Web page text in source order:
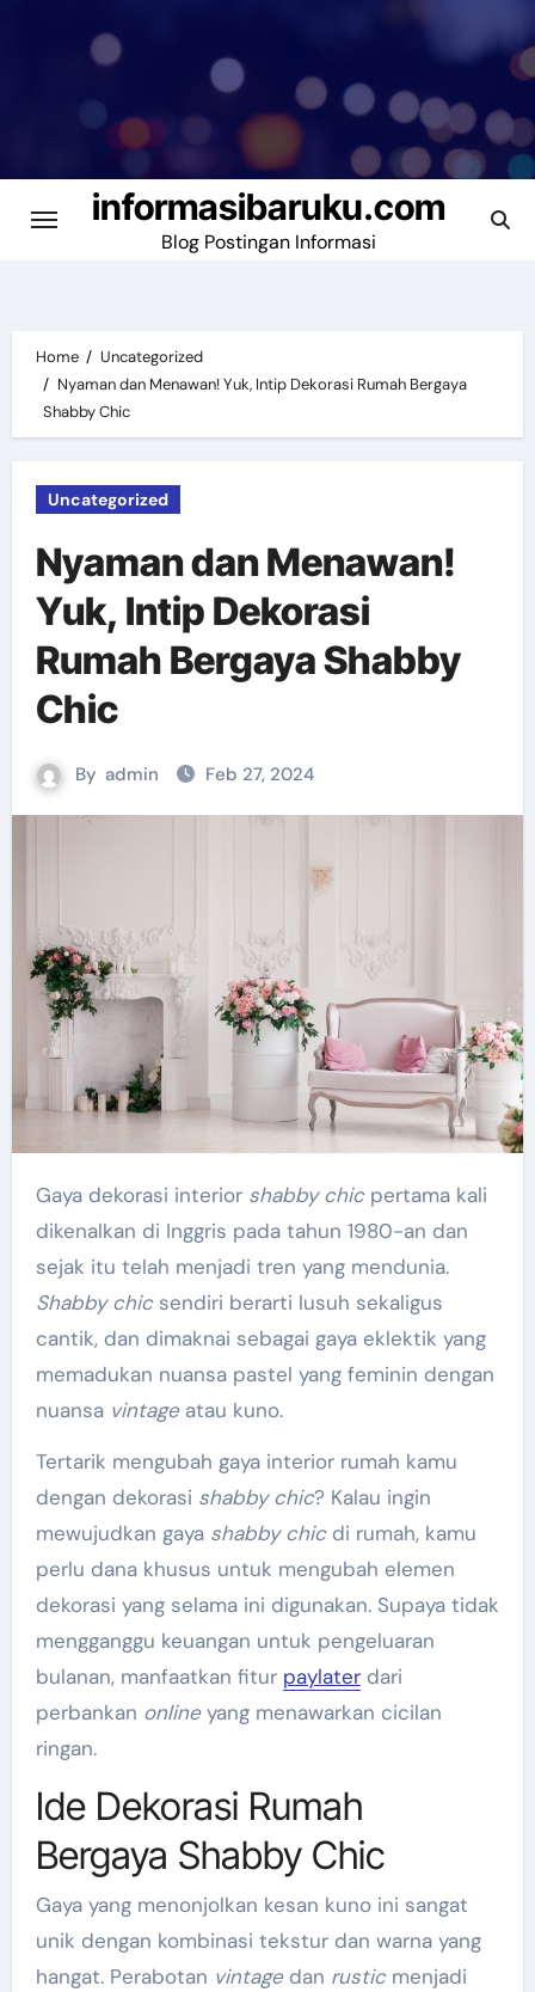
informasibaruku.com
Blog Postingan Informasi
Home
Uncategorized
Nyaman dan Menawan! Yuk, Intip Dekorasi Rumah Bergaya
Shabby Chic
Uncategorized
Nyaman dan Menawan!
Yuk, Intip Dekorasi
Rumah Bergaya Shabby
Chic
By admin Feb 27, 2024
Gaya dekorasi interior shabby chicpertama kali
dikenalkan di Inggris pada tahun 1980-an dan
sejak itu telah menjadi tren yang mendunia.
Shabby chicsendiri berarti lusuh sekaligus
cantik, dan dimaknai sebagai gaya eklektik yang
memadukan nuansa pastel yang feminin dengan
nuansa vintage atau kuno.
Tertarik mengubah gaya interior rumah kamu
dengan dekorasi shabby chic? Kalau ingin
mewujudkan gaya shabby chicdi rumah, kamu
perlu dana khusus untuk mengubah elemen
dekorasi yang selama ini digunakan. Supaya tidak
mengganggu keuangan untuk pengeluaran
bulanan, manfaatkan fitur paylaterdari
perbankan onlineyang menawarkan cicilan
ringan.
Ide Dekorasi Rumah
Bergaya Shabby Chic
Gaya yang menonjolkan kesan kuno ini sangat
unik dengan kombinasi tekstur dan warna yang
hangat. Perabotan vintage dan rustic menjadi